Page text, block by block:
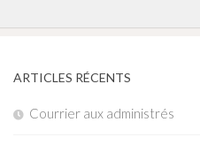
ARTICLES RÉCENTS
Courrier aux administrés